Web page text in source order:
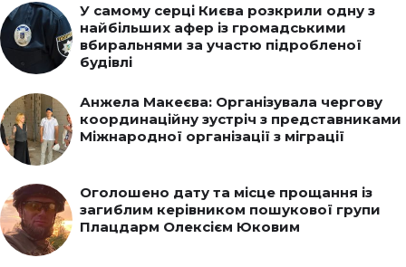
У самому серці Києва розкрили одну з
найбільших афер із громадськими
вбиральнями за участю підробленої
будівлі
Анжела Макеєва: Організувала чергову
координаційну зустріч з представниками
Міжнародної організації з міграції
Оголошено дату та місце прощання із
загиблим керівником пошукової групи
Плацдарм Олексієм Юковим